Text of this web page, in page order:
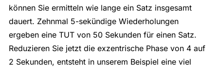
können Sie ermitteln wie lange ein Satz insgesamt
dauert. Zehnmal 5-sekündige Wiederholungen
ergeben eine TUT von 50 Sekunden für einen Satz.
Reduzieren Sie jetzt die exzentrische Phase von 4 auf
2 Sekunden, entsteht in unserem Beispiel eine viel